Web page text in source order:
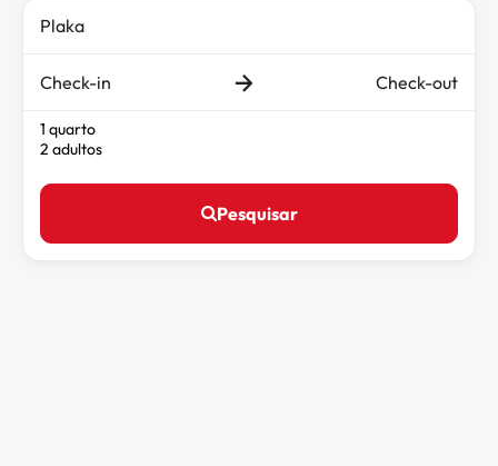
Check-in Check-out
1 quarto
2 adultos
Pesquisar